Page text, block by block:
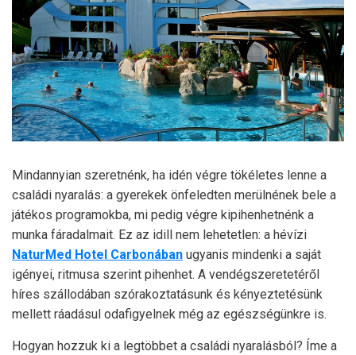
Mindannyian szeretnénk, ha idén végre tökéletes lenne a
családi nyaralás: a gyerekek önfeledten merülnének bele a
játékos programokba, mi pedig végre kipihenhetnénk a
munka fáradalmait. Ez az idill nem lehetetlen: a hévízi
NaturMed Hotel Carbonában ugyanis mindenki a saját
igényei, ritmusa szerint pihenhet. A vendégszeretetéről
híres szállodában szórakoztatásunk és kényeztetésünk
mellett ráadásul odafigyelnek még az egészségünkre is.
Hogyan hozzuk ki a legtöbbet a családi nyaralásból? Íme a